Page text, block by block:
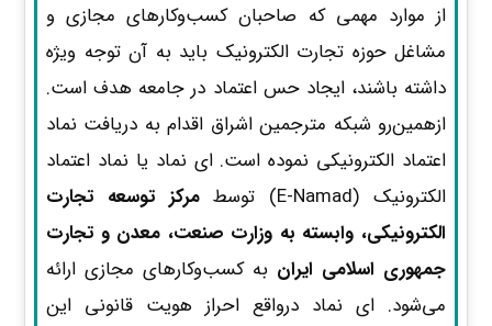
از موارد مهمی که صاحبان کسب‌وکارهای مجازی و
مشاغل حوزه تجارت الکترونیک باید به آن توجه ویژه
داشته باشند، ایجاد حس اعتماد در جامعه هدف است.
ازهمین‌رو شبکه مترجمین اشراق اقدام به دریافت نماد
اعتماد الکترونیکی نموده است. ای نماد یا نماد اعتماد
الکترونیک (E-Namad) توسط
مرکز توسعه تجارت
الکترونیکی، وابسته به وزارت صنعت، معدن و تجارت
جمهوری اسلامی ایران به کسب‌وکارهای مجازی ارائه
می‌شود. ای نماد درواقع احراز هویت قانونی این